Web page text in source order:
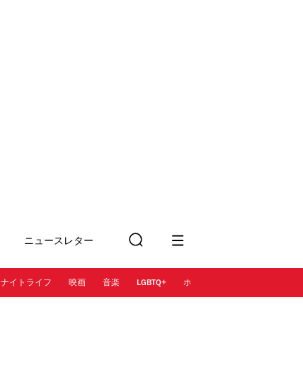
ニュースレター
に登録
索
ナイトライフ 映画 音楽 LGBTQ+ ホテル